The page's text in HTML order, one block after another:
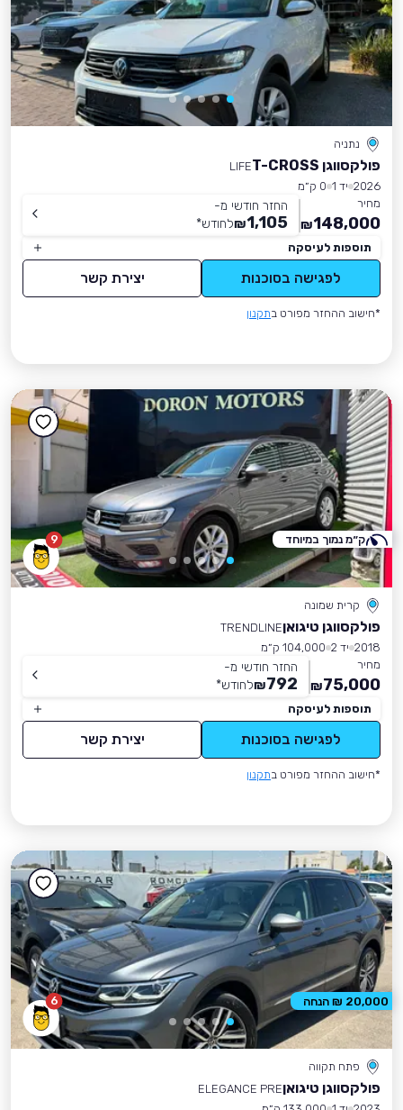
נתניה
פולקסווגן T-CROSS
LIFE
2026 יד 1
0 ק״מ
מחיר
148,000
₪
החזר חודשי מ-
1,105
₪לחודש*
תוספות לעיסקה
לפגישה בסוכנות יצירת קשר
*חישוב ההחזר מפורט בתקנון
9
קרית שמונה
פולקסווגן טיגואןTRENDLINE
2018 יד 2
104,000 ק״מ
מחיר
75,000
₪
החזר חודשי מ-
792
₪לחודש*
תוספות לעיסקה
לפגישה בסוכנות יצירת קשר
*חישוב ההחזר מפורט בתקנון
ק״מ נמוך במיוחד
6
פתח תקווה
פולקסווגן טיגואןELEGANCE PRE
20,000 ₪ הנחה